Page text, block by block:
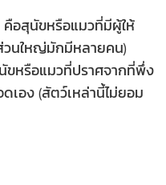
ายด่วนฉุกเฉินก่อนที่คุณ
นิคใดคลีนิคหนึ่ง
รณ์วิกฤต กรุณารอจนถึง
งานสถานการณ์สัตว์อีก
อสุนัขหรือแมวที่มีผู้ให้
วนใหญ่มักมีหลายคน)
ขหรือแมวที่ปราศจากที่พึ่ง
เอง (สัตว์เหล่านี้ไม่ยอม